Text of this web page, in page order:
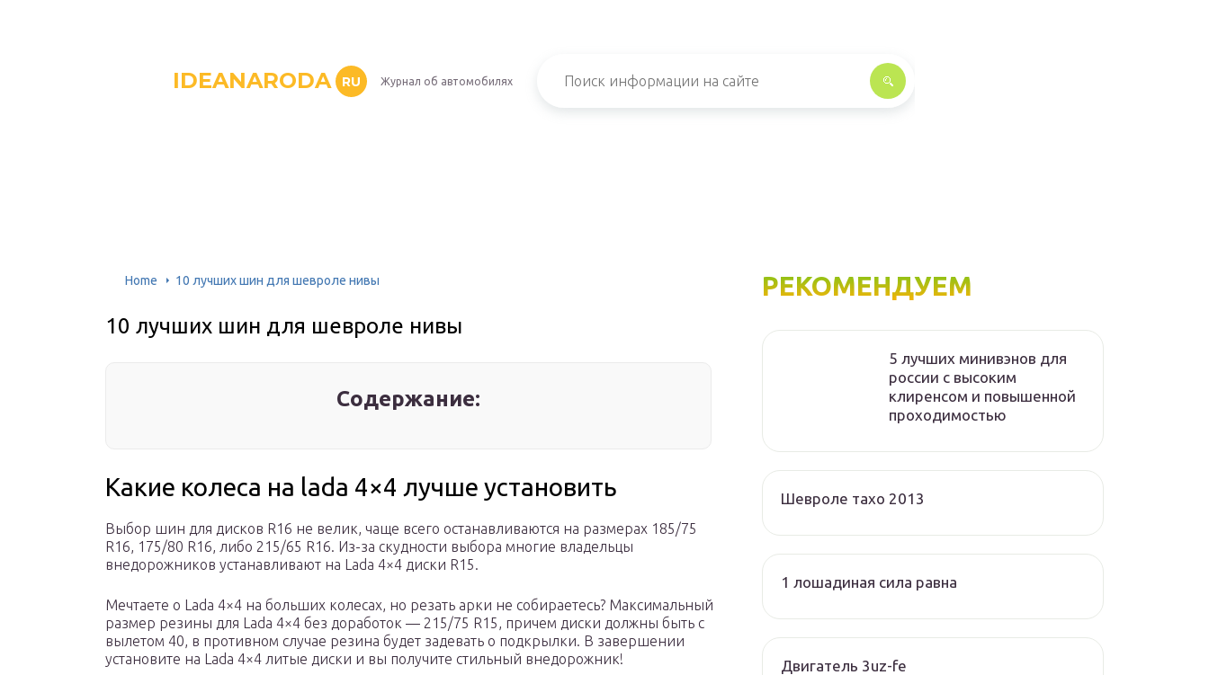
IDEANARODA RU Журнал об автомобилях
Home 10 лучших шин для шевроле нивы
10 лучших шин для шевроле нивы
Содержание:
Какие колеса на lada 4×4 лучше установить
Выбор шин для дисков R16 не велик, чаще всего останавливаются на размерах 185/75
R16, 175/80 R16, либо 215/65 R16. Из-за скудности выбора многие владельцы
внедорожников устанавливают на Lada 4×4 диски R15.
Мечтаете о Lada 4×4 на больших колесах, но резать арки не собираетесь? Максимальный
размер резины для Lada 4×4 без доработок — 215/75 R15, причем диски должны быть с
вылетом 40, в противном случае резина будет задевать о подкрылки. В завершении
установите на Lada 4×4 литые диски и вы получите стильный внедорожник!
РЕКОМЕНДУЕМ
5 лучших минивэнов для
россии с высоким
клиренсом и повышенной
проходимостью
Шевроле тахо 2013
1 лошадиная сила равна
Двигатель 3uz-fe